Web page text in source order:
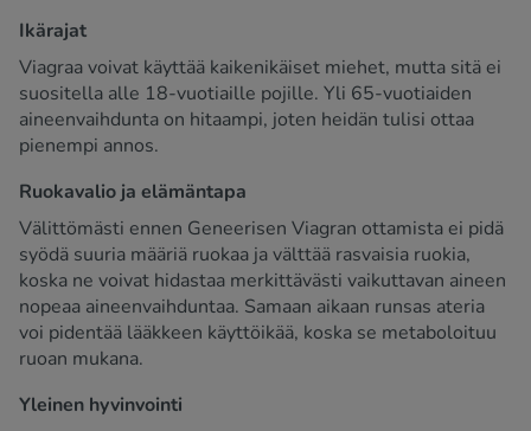
Ikärajat
Viagraa voivat käyttää kaikenikäiset miehet, mutta sitä ei
suositella alle 18-vuotiaille pojille. Yli 65-vuotiaiden
aineenvaihdunta on hitaampi, joten heidän tulisi ottaa
pienempi annos.
Ruokavalio ja elämäntapa
Välittömästi ennen Geneerisen Viagran ottamista ei pidä
syödä suuria määriä ruokaa ja välttää rasvaisia ruokia,
koska ne voivat hidastaa merkittävästi vaikuttavan aineen
nopeaa aineenvaihduntaa. Samaan aikaan runsas ateria
voi pidentää lääkkeen käyttöikää, koska se metaboloituu
ruoan mukana.
Yleinen hyvinvointi